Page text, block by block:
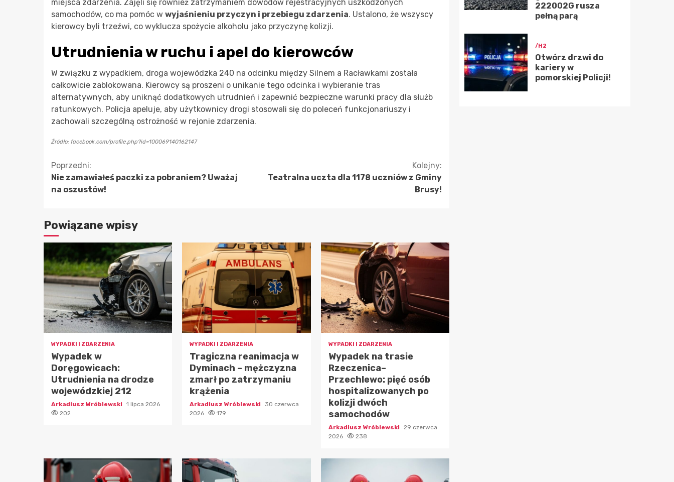
miejsca zdarzenia. Zajęli się również zatrzymaniem dowodów rejestracyjnych uszkodzonych
samochodów, co ma pomóc w wyjaśnieniu przyczyn i przebiegu zdarzenia. Ustalono, że wszyscy
kierowcy byli trzeźwi, co wyklucza spożycie alkoholu jako przyczynę kolizji.
Utrudnienia w ruchu i apel do kierowców
W związku z wypadkiem, droga wojewódzka 240 na odcinku między Silnem a Racławkami została
całkowicie zablokowana. Kierowcy są proszeni o unikanie tego odcinka i wybieranie tras
alternatywnych, aby uniknąć dodatkowych utrudnień i zapewnić bezpieczne warunki pracy dla służb
ratunkowych. Policja apeluje, aby użytkownicy drogi stosowali się do poleceń funkcjonariuszy i
zachowali szczególną ostrożność w rejonie zdarzenia.
Źródło: facebook.com/profile.php?id=100069140162147
Kontynuuj
czytanie
Poprzedni:
Nie zamawiałeś paczki za pobraniem? Uważaj
na oszustów!
Kolejny:
Teatralna uczta dla 1178 uczniów z Gminy
Brusy!
Powiązane wpisy
WYPADKI I ZDARZENIA
Wypadek w
Doręgowicach:
Utrudnienia na drodze
wojewódzkiej 212
Arkadiusz Wróblewski
1 lipca 2026
202
WYPADKI I ZDARZENIA
Tragiczna reanimacja w
Dyminach – mężczyzna
zmarł po zatrzymaniu
krążenia
Arkadiusz Wróblewski
30 czerwca
2026
179
WYPADKI I ZDARZENIA
Wypadek na trasie
Rzeczenica–
Przechlewo: pięć osób
hospitalizowanych po
kolizji dwóch
samochodów
Arkadiusz Wróblewski
29 czerwca
2026
238
222002G rusza
pełną parą
/H2
Otwórz drzwi do
kariery w
pomorskiej Policji!